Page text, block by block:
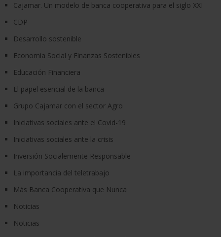
Cajamar. Un modelo de banca cooperativa para el siglo XXI
CDP
Desarrollo sostenible
Economía Social y Finanzas Sostenibles
Educación Financiera
El papel esencial de la banca
Grupo Cajamar con el sector Agro
Iniciativas sociales ante el Covid-19
Iniciativas sociales ante la crisis
Inversión Socialemente Responsable
La importancia del teletrabajo
Más Banca Cooperativa que Nunca
Noticias
Noticias